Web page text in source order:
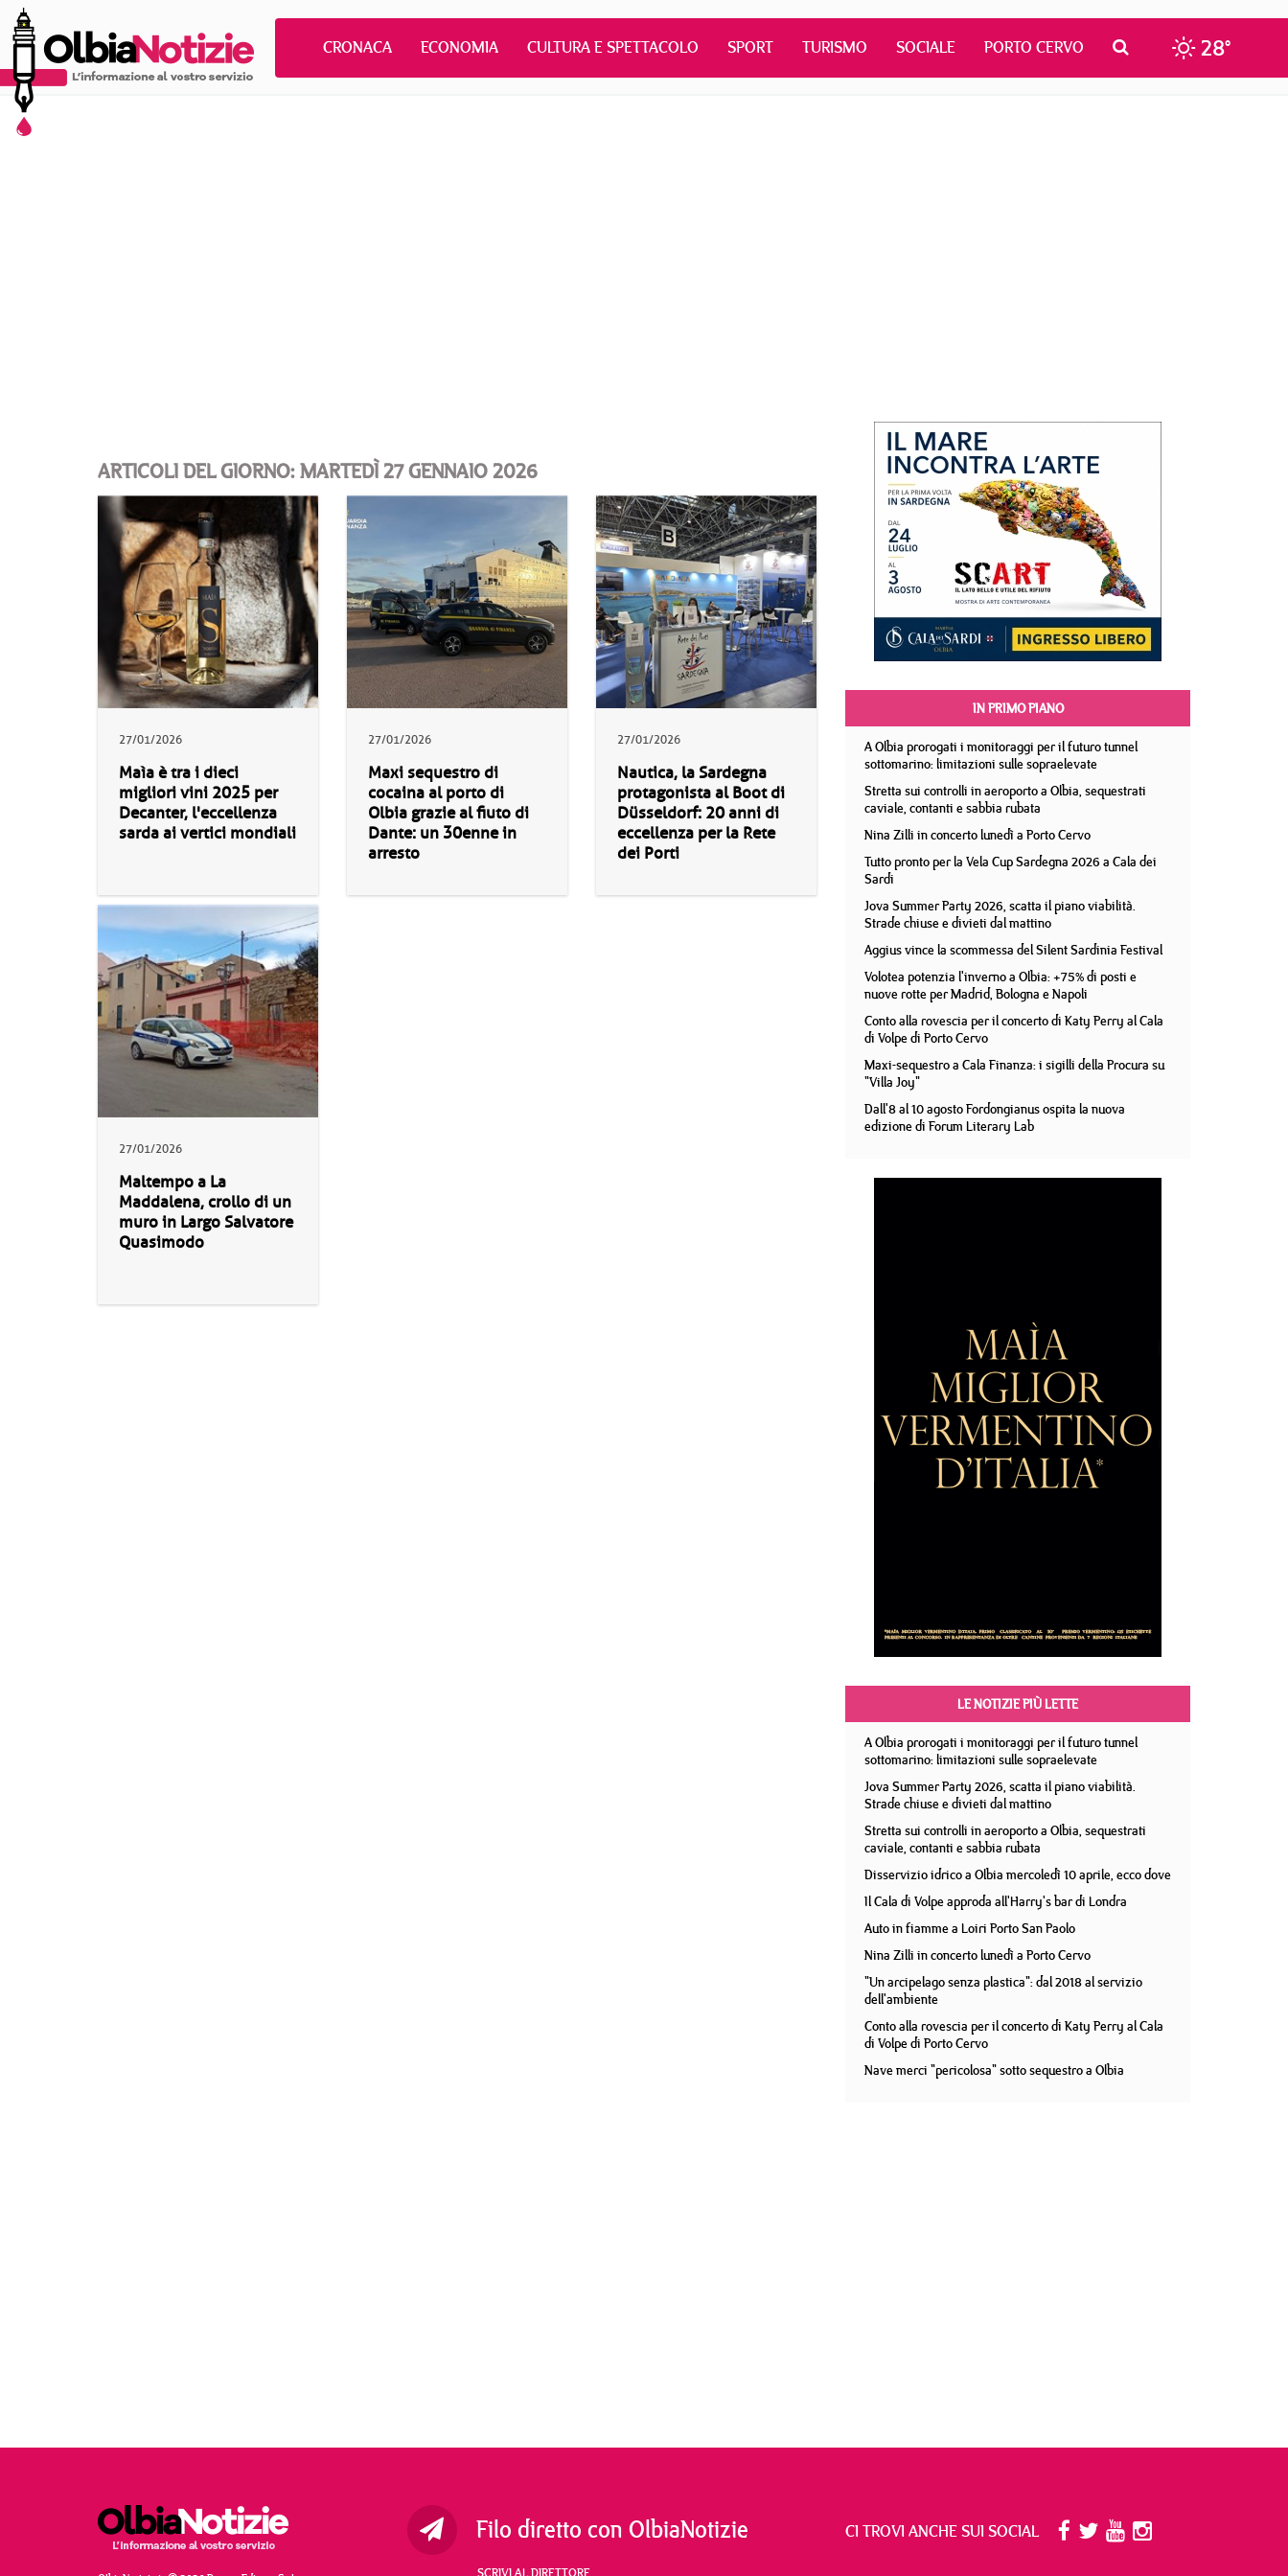
CRONACA ECONOMIA CULTURA E SPETTACOLO SPORT TURISMO SOCIALE PORTO CERVO 28°
ARTICOLI DEL GIORNO: MARTEDÌ 27 GENNAIO 2026
27/01/2026
Maìa è tra i dieci
migliori vini 2025 per
Decanter, l'eccellenza
sarda ai vertici mondiali
27/01/2026
Maxi sequestro di
cocaina al porto di
Olbia grazie al fiuto di
Dante: un 30enne in
arresto
27/01/2026
Nautica, la Sardegna
protagonista al Boot di
Düsseldorf: 20 anni di
eccellenza per la Rete
dei Porti
27/01/2026
Maltempo a La
Maddalena, crollo di un
muro in Largo Salvatore
Quasimodo
IN PRIMO PIANO
A Olbia prorogati i monitoraggi per il futuro tunnel
sottomarino: limitazioni sulle sopraelevate
Stretta sui controlli in aeroporto a Olbia, sequestrati
caviale, contanti e sabbia rubata
Nina Zilli in concerto lunedì a Porto Cervo
Tutto pronto per la Vela Cup Sardegna 2026 a Cala dei
Sardi
Jova Summer Party 2026, scatta il piano viabilità.
Strade chiuse e divieti dal mattino
Aggius vince la scommessa del Silent Sardinia Festival
Volotea potenzia l'inverno a Olbia: +75% di posti e
nuove rotte per Madrid, Bologna e Napoli
Conto alla rovescia per il concerto di Katy Perry al Cala
di Volpe di Porto Cervo
Maxi-sequestro a Cala Finanza: i sigilli della Procura su
"Villa Joy"
Dall'8 al 10 agosto Fordongianus ospita la nuova
edizione di Forum Literary Lab
LE NOTIZIE PIÙ LETTE
A Olbia prorogati i monitoraggi per il futuro tunnel
sottomarino: limitazioni sulle sopraelevate
Jova Summer Party 2026, scatta il piano viabilità.
Strade chiuse e divieti dal mattino
Stretta sui controlli in aeroporto a Olbia, sequestrati
caviale, contanti e sabbia rubata
Disservizio idrico a Olbia mercoledì 10 aprile, ecco dove
Il Cala di Volpe approda all'Harry's bar di Londra
Auto in fiamme a Loiri Porto San Paolo
Nina Zilli in concerto lunedì a Porto Cervo
"Un arcipelago senza plastica": dal 2018 al servizio
dell'ambiente
Conto alla rovescia per il concerto di Katy Perry al Cala
di Volpe di Porto Cervo
Nave merci "pericolosa" sotto sequestro a Olbia
Filo diretto con OlbiaNotizie
SCRIVI AL DIRETTORE
CI TROVI ANCHE SUI SOCIAL